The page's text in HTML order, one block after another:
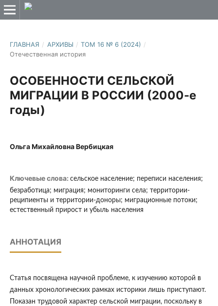
ГЛАВНАЯ / АРХИВЫ / ТОМ 16 № 6 (2024) /
Отечественная история
ОСОБЕННОСТИ СЕЛЬСКОЙ
МИГРАЦИИ В РОССИИ (2000-е
годы)
Ольга Михайловна Вербицкая
Ключевые слова: сельское население; переписи населения;
безработица; миграция; мониторинги села; территории-
реципиенты и территории-доноры; миграционные потоки;
естественный прирост и убыль населения
АННОТАЦИЯ
Статья посвящена научной проблеме, к изучению которой в
данных хронологических рамках историки лишь приступают.
Показан трудовой характер сельской миграции, поскольку в